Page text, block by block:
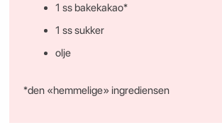
1 ss bakekakao*
1 sssukker
olje
*den «hemmelige» ingrediensen